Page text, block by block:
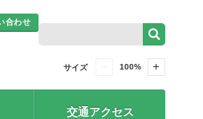
合わせ
サイズ 100%
交通アクセス